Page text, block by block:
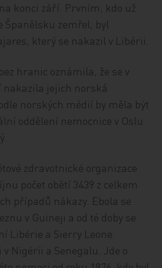
konci září. Prvním, kdo už
Španělsku zemřel, byl
který se nakazil v Libérii.
hranic oznámila, že se v
nakazila jejich norská
norských médií by měla být
oddělení nemocnice v Oslu
zdravotnické organizace
počet obětí 3439 z celkem
případů nákazy. Ebola se
v Guineji a od té doby se
Libérie a Sierry Leone.
v Nigérii a Senegalu. Jde o